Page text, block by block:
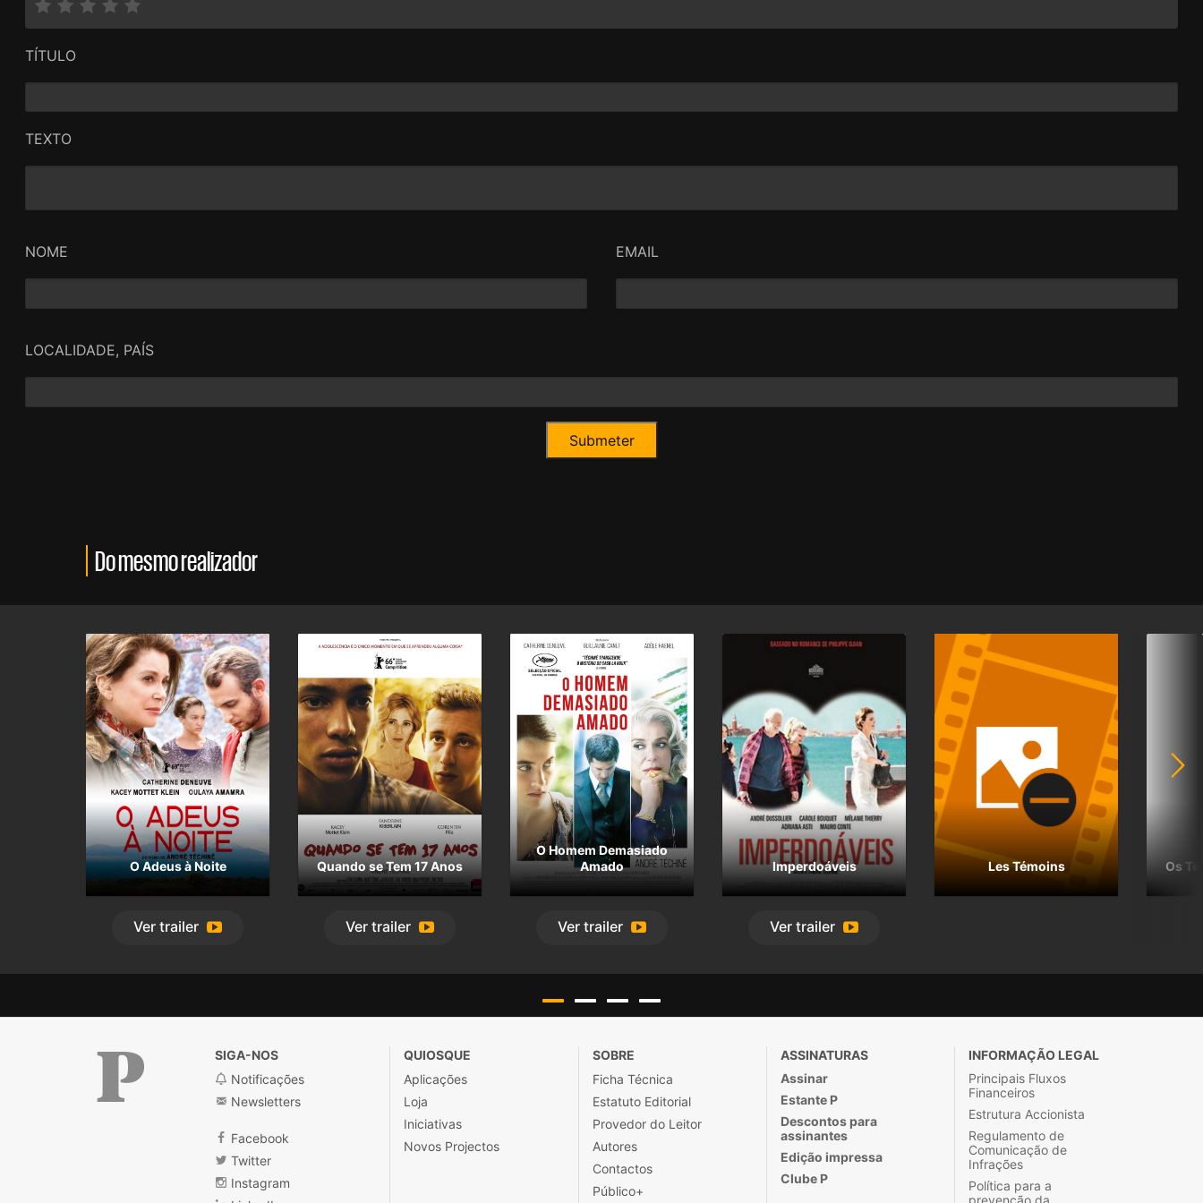
de colocar a nu a ignorância de estereotiparmos o Indivíduo exclusivamente
Todavia, falha redondamente tal missão, tanto pela inverosimilhança da
TÍTULO
TEXTO
NOME EMAIL
LOCALIDADE, PAÍS
Do mesmo realizador
O Adeus à Noite
Ver trailer
Quando se Tem 17 Anos
Ver trailer
O Homem Demasiado
Amado
Ver trailer
Imperdoáveis
Ver trailer
Les Témoins Os
Público
SIGA-NOS
Notificações
Newsletters
Facebook
Twitter
Instagram
QUIOSQUE
Aplicações
Loja
Iniciativas
Novos Projectos
SOBRE
Ficha Técnica
Estatuto Editorial
Provedor do Leitor
Autores
Contactos
Público+
ASSINATURAS
Assinar
Estante P
Descontos para
assinantes
Edição impressa
Clube P
INFORMAÇÃO LEGAL
Principais Fluxos
Financeiros
Estrutura Accionista
Regulamento de
Comunicação de
Infrações
Política para a
prevenção da